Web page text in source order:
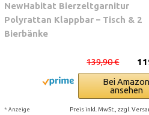
NewHabitat Bierzeltgarnitur
Polyrattan Klappbar – Tisch & 2
Bierbänke
139,90 €
Bei Amazon
ansehen
* Anzeige Preis inkl. MwSt., zzgl.